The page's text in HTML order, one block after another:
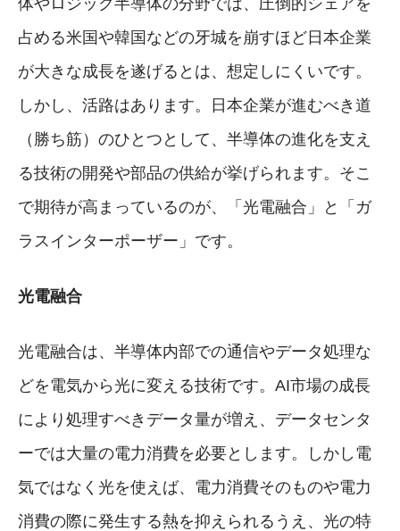
占める米国や韓国などの牙城を崩すほど日本企業
が大きな成長を遂げるとは、想定しにくいです。
しかし、活路はあります。日本企業が進むべき道
（勝ち筋）のひとつとして、半導体の進化を支え
る技術の開発や部品の供給が挙げられます。そこ
で期待が高まっているのが、「光電融合」と「ガ
ラスインターポーザー」です。
光電融合
光電融合は、半導体内部での通信やデータ処理な
どを電気から光に変える技術です。AI市場の成長
により処理すべきデータ量が増え、データセンタ
ーでは大量の電力消費を必要とします。しかし電
気ではなく光を使えば、電力消費そのものや電力
消費の際に発生する熱を抑えられるうえ、光の特